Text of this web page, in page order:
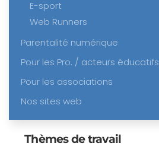
E-sport
Web Runners
Parentalité numérique
Pour les Pro. / acteurs éducatifs
Pour les associations
Nos sites web
Thèmes de travail